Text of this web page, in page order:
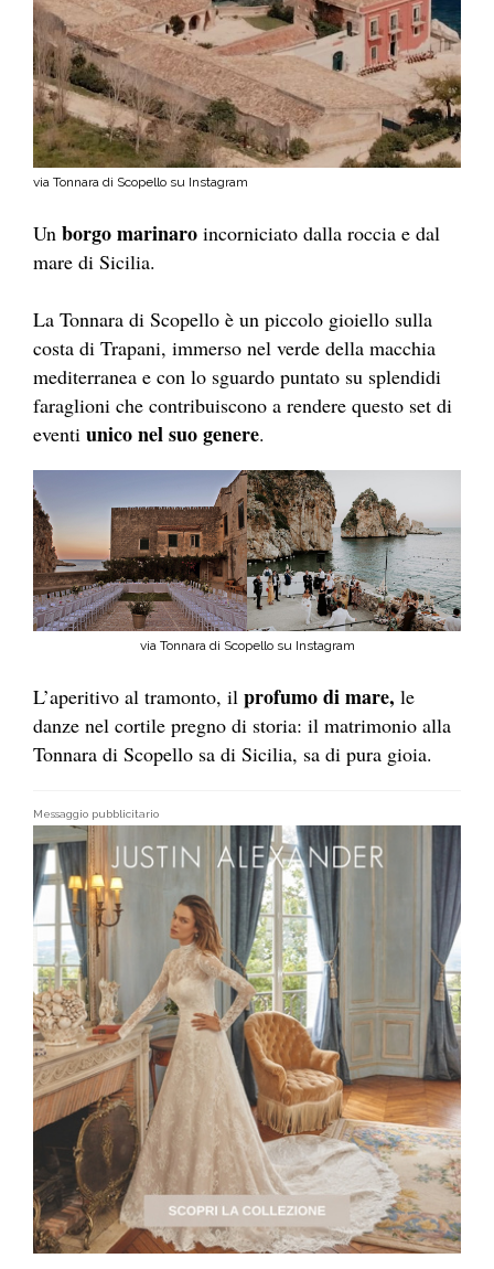
via Tonnara di Scopello su Instagram
Un borgo marinaro incorniciato dalla roccia e dal
mare di Sicilia.
La Tonnara di Scopello è un piccolo gioiello sulla
costa di Trapani, immerso nel verde della macchia
mediterranea e con lo sguardo puntato su splendidi
faraglioni che contribuiscono a rendere questo set di
eventi unico nel suo genere.
via Tonnara di Scopello su Instagram
L’aperitivo al tramonto, il profumo di mare, le
danze nel cortile pregno di storia: il matrimonio alla
Tonnara di Scopello sa di Sicilia, sa di pura gioia.
Messaggio pubblicitario